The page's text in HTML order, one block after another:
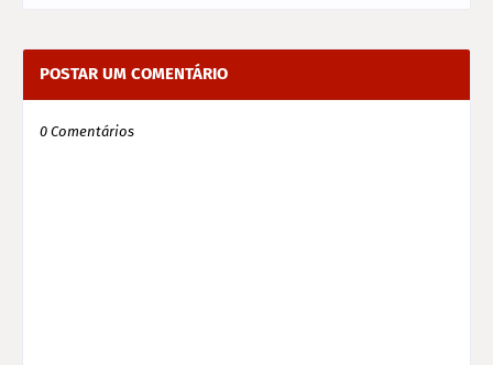
POSTAR UM COMENTÁRIO
0 Comentários